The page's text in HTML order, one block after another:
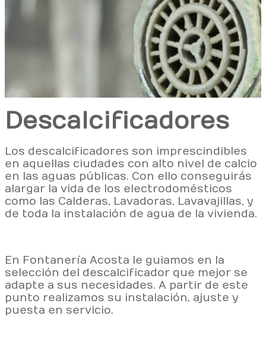
Descalcificadores
Los descalcificadores son imprescindibles
en aquellas ciudades con alto nivel de calcio
en las aguas públicas. Con ello conseguirás
alargar la vida de los electrodomésticos
como las Calderas, Lavadoras, Lavavajillas, y
de toda la instalación de agua de la vivienda.
En Fontanería Acosta le guiamos en la
selección del descalcificador que mejor se
adapte a sus necesidades. A partir de este
punto realizamos su instalación, ajuste y
puesta en servicio.